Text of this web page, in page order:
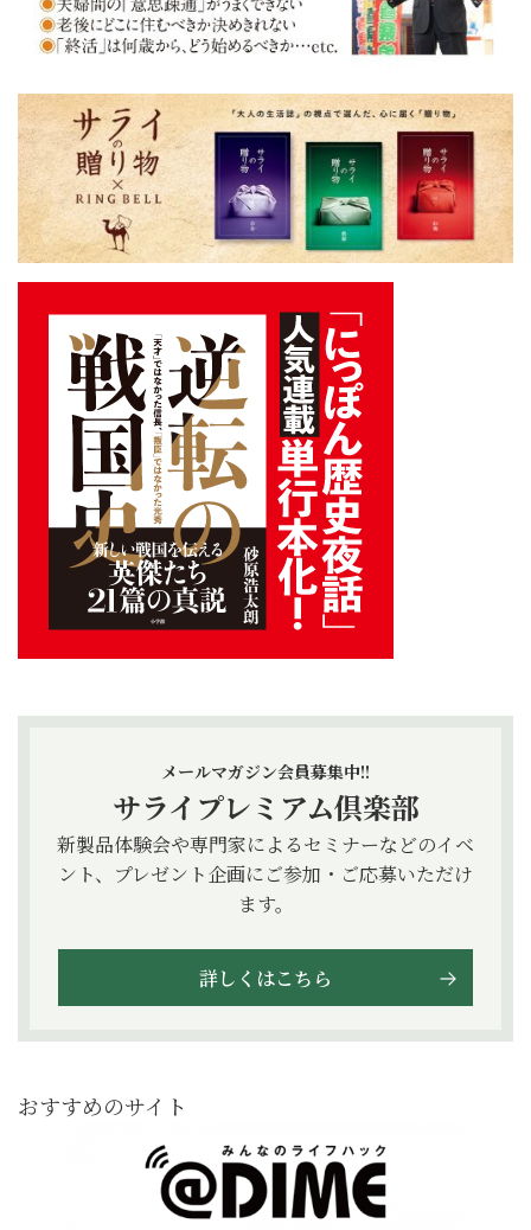
メールマガジン会員募集中!!
サライプレミアム倶楽部
新製品体験会や専門家によるセミナーなどのイベ
ント、プレゼント企画にご参加・ご応募いただけ
ます。
詳しくはこちら
おすすめのサイト